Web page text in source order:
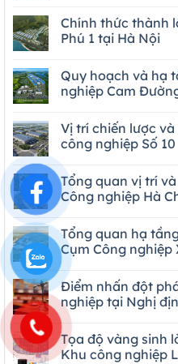
Chính thức thành
Phú 1 tại Hà Nội
Quy hoạch và hạ
nghiệp Cam
Vị trí chiến lược
công nghiệp Số 10
Tổng quan vị trí
Công nghiệp Hà
Tổng quan hạ
Cụm Công nghiệp
Điểm nhấn đột
nghiệp tại Nghị
Tọa độ vàng sinh
Khu công nghiệp